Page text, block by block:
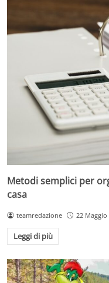
Metodi semplici per
casa
teamredazione 22 Maggio
Leggi di più